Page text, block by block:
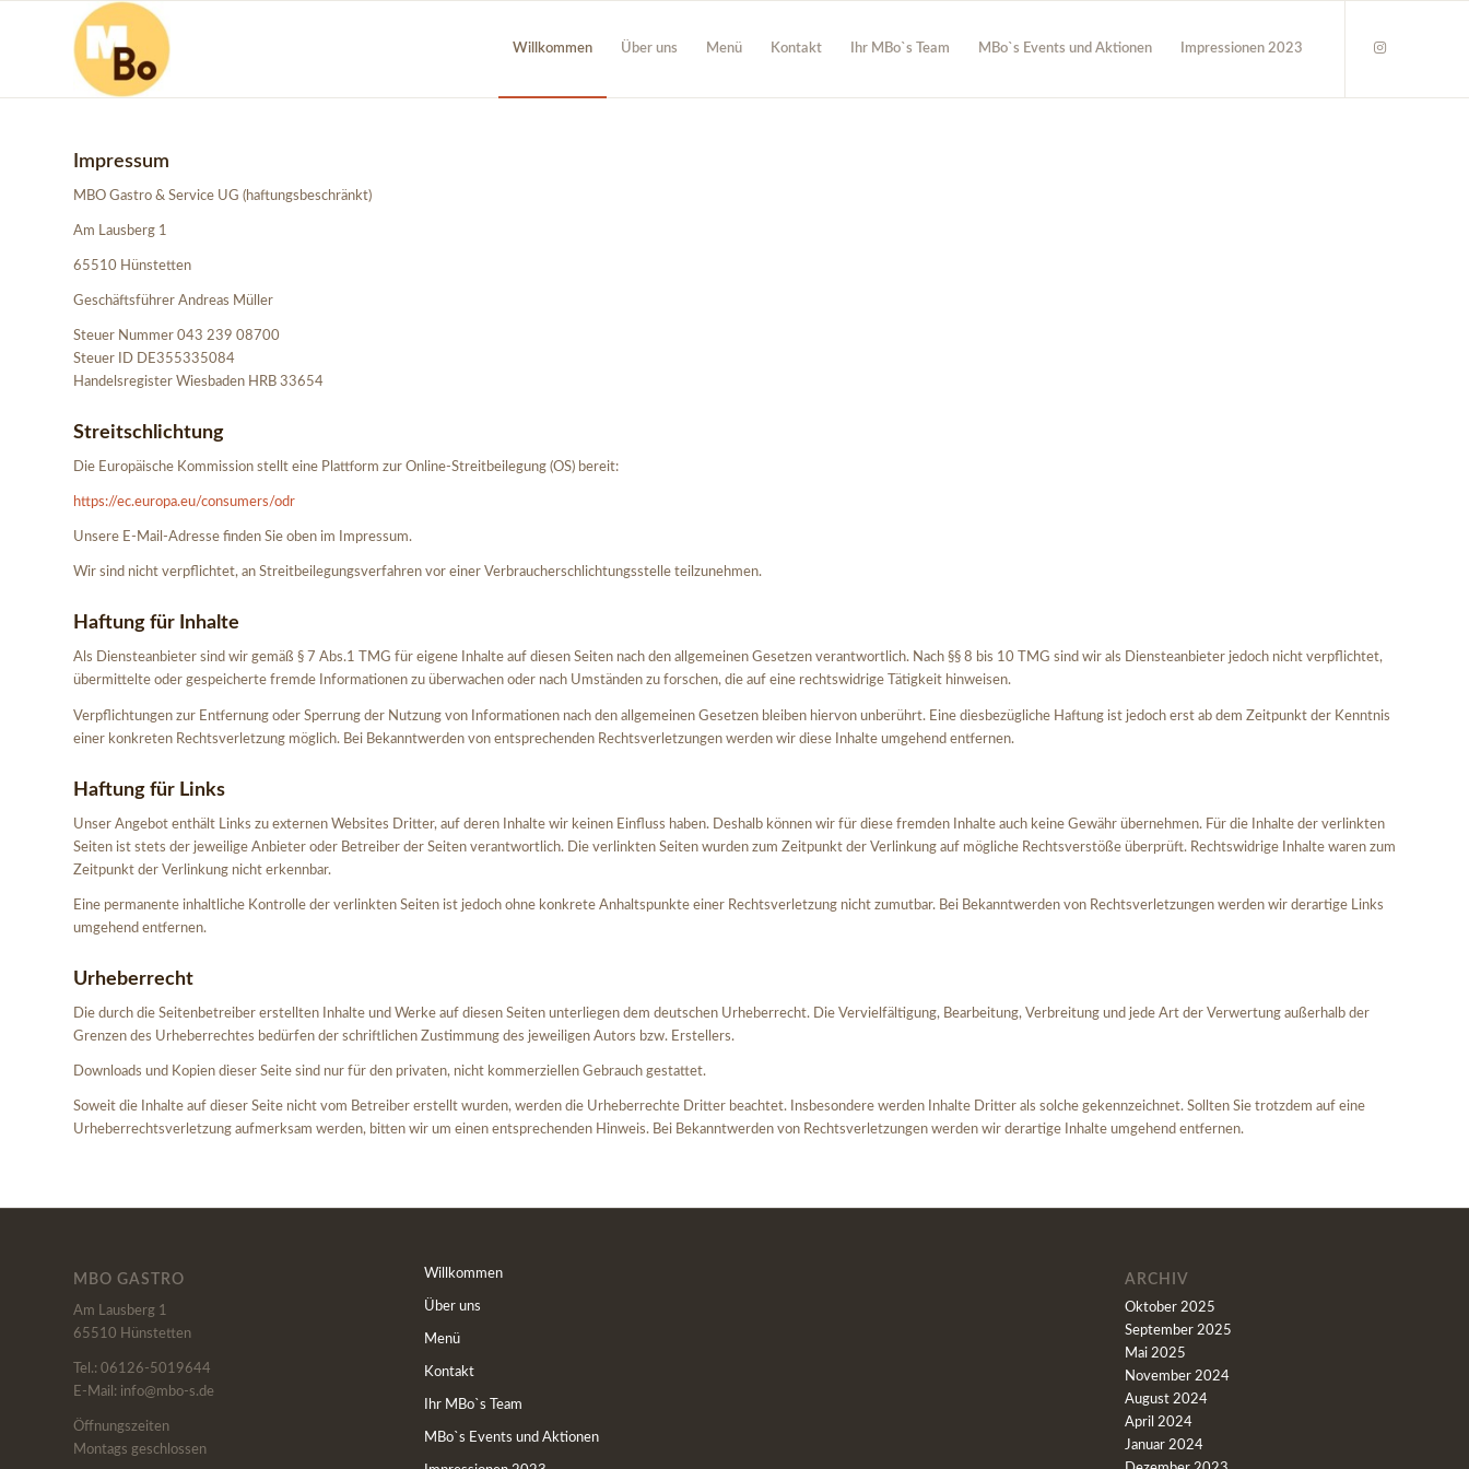
Willkommen Über uns Menü Kontakt Ihr MBo`s Team MBo`s Events und Aktionen Impressionen 2023
Impressum
MBO Gastro & Service UG (haftungsbeschränkt)
Am Lausberg 1
65510 Hünstetten
Geschäftsführer Andreas Müller
Steuer Nummer 043 239 08700
Steuer ID DE355335084
Handelsregister Wiesbaden HRB 33654
Streitschlichtung
Die Europäische Kommission stellt eine Plattform zur Online-Streitbeilegung (OS) bereit:
https://ec.europa.eu/consumers/odr
Unsere E-Mail-Adresse finden Sie oben im Impressum.
Wir sind nicht verpflichtet, an Streitbeilegungsverfahren vor einer Verbraucherschlichtungsstelle teilzunehmen.
Haftung für Inhalte
Als Diensteanbieter sind wir gemäß § 7 Abs.1 TMG für eigene Inhalte auf diesen Seiten nach den allgemeinen Gesetzen verantwortlich. Nach §§ 8 bis 10 TMG sind wir als Diensteanbieter jedoch nicht verpflichtet,
übermittelte oder gespeicherte fremde Informationen zu überwachen oder nach Umständen zu forschen, die auf eine rechtswidrige Tätigkeit hinweisen.
Verpflichtungen zur Entfernung oder Sperrung der Nutzung von Informationen nach den allgemeinen Gesetzen bleiben hiervon unberührt. Eine diesbezügliche Haftung ist jedoch erst ab dem Zeitpunkt der Kenntnis
einer konkreten Rechtsverletzung möglich. Bei Bekanntwerden von entsprechenden Rechtsverletzungen werden wir diese Inhalte umgehend entfernen.
Haftung für Links
Unser Angebot enthält Links zu externen Websites Dritter, auf deren Inhalte wir keinen Einfluss haben. Deshalb können wir für diese fremden Inhalte auch keine Gewähr übernehmen. Für die Inhalte der verlinkten
Seiten ist stets der jeweilige Anbieter oder Betreiber der Seiten verantwortlich. Die verlinkten Seiten wurden zum Zeitpunkt der Verlinkung auf mögliche Rechtsverstöße überprüft. Rechtswidrige Inhalte waren zum
Zeitpunkt der Verlinkung nicht erkennbar.
Eine permanente inhaltliche Kontrolle der verlinkten Seiten ist jedoch ohne konkrete Anhaltspunkte einer Rechtsverletzung nicht zumutbar. Bei Bekanntwerden von Rechtsverletzungen werden wir derartige Links
umgehend entfernen.
Urheberrecht
Die durch die Seitenbetreiber erstellten Inhalte und Werke auf diesen Seiten unterliegen dem deutschen Urheberrecht. Die Vervielfältigung, Bearbeitung, Verbreitung und jede Art der Verwertung außerhalb der
Grenzen des Urheberrechtes bedürfen der schriftlichen Zustimmung des jeweiligen Autors bzw. Erstellers.
Downloads und Kopien dieser Seite sind nur für den privaten, nicht kommerziellen Gebrauch gestattet.
Soweit die Inhalte auf dieser Seite nicht vom Betreiber erstellt wurden, werden die Urheberrechte Dritter beachtet. Insbesondere werden Inhalte Dritter als solche gekennzeichnet. Sollten Sie trotzdem auf eine
Urheberrechtsverletzung aufmerksam werden, bitten wir um einen entsprechenden Hinweis. Bei Bekanntwerden von Rechtsverletzungen werden wir derartige Inhalte umgehend entfernen.
MBO GASTRO
Am Lausberg 1
65510 Hünstetten
Tel.: 06126-5019644
E-Mail: info@mbo-s.de
Öffnungszeiten
Montags geschlossen
Willkommen
Über uns
Menü
Kontakt
Ihr MBo`s Team
MBo`s Events und Aktionen
ARCHIV
Oktober 2025
September 2025
Mai 2025
November 2024
August 2024
April 2024
Januar 2024